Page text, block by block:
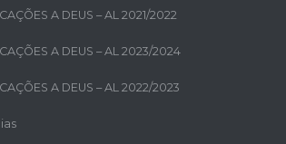
A DEUS – AL 2021/2022
A DEUS – AL 2023/2024
A DEUS – AL 2022/2023